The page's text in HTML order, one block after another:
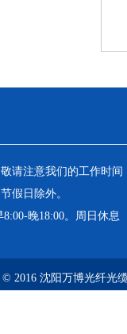
请注意我们的工作时间
假日除外。
晚18:00。周日休息
© 2016 沈阳万博光纤光